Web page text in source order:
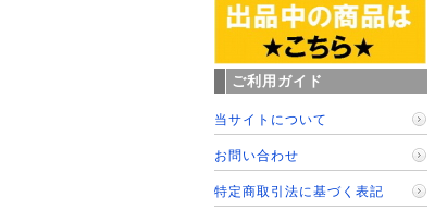
ご利用ガイド
当サイトについて
お問い合わせ
特定商取引法に基づく表記